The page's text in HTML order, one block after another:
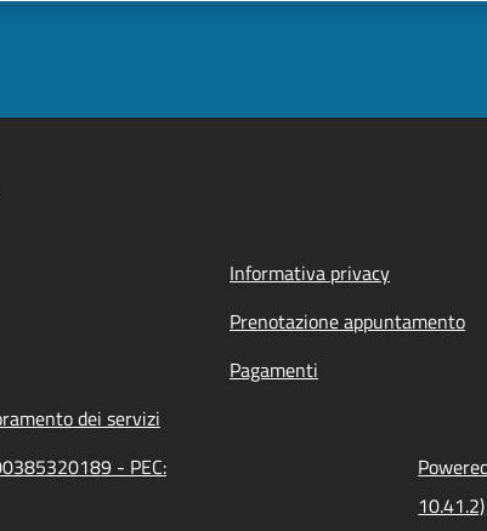
Informativa privacy
Prenotazione appuntamento
Pagamenti
dei servizi
- PEC:
10.41.2)